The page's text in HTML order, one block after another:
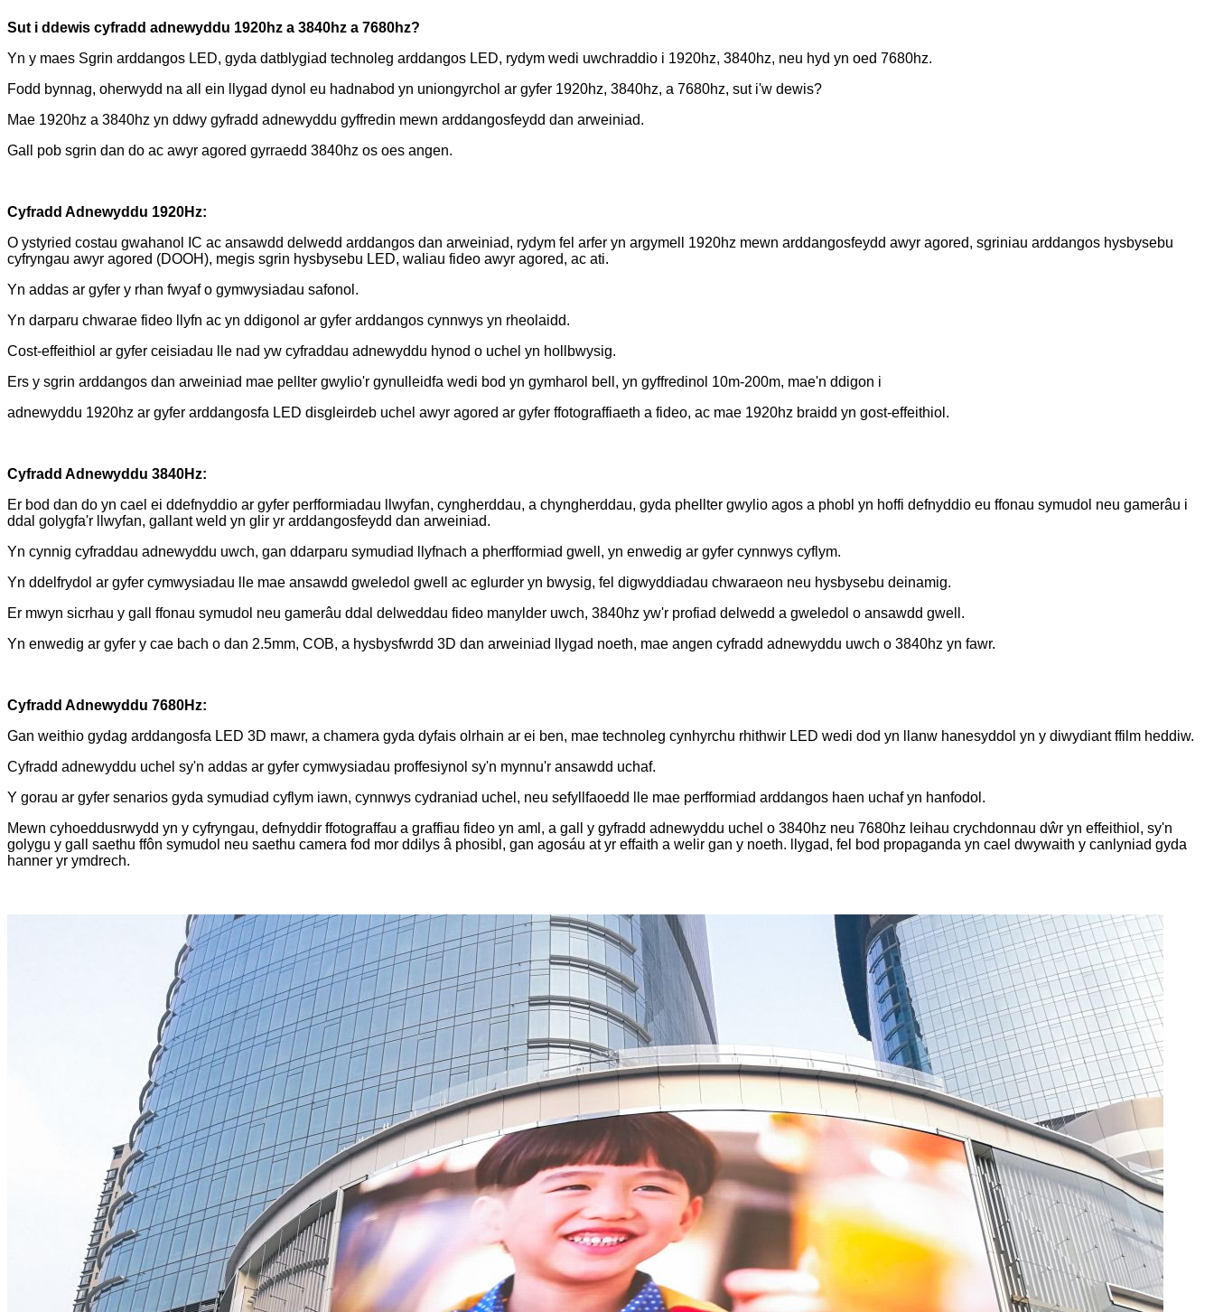
Sut i ddewis cyfradd adnewyddu 1920hz a 3840hz a 7680hz?
Yn y maes Sgrin arddangos LED, gyda datblygiad technoleg arddangos LED, rydym wedi uwchraddio i 1920hz, 3840hz, neu hyd yn oed 7680hz.
Fodd bynnag, oherwydd na all ein llygad dynol eu hadnabod yn uniongyrchol ar gyfer 1920hz, 3840hz, a 7680hz, sut i'w dewis?
Mae 1920hz a 3840hz yn ddwy gyfradd adnewyddu gyffredin mewn arddangosfeydd dan arweiniad.
Gall pob sgrin dan do ac awyr agored gyrraedd 3840hz os oes angen.
Cyfradd Adnewyddu 1920Hz:
O ystyried costau gwahanol IC ac ansawdd delwedd arddangos dan arweiniad, rydym fel arfer yn argymell 1920hz mewn arddangosfeydd awyr agored, sgriniau arddangos hysbysebu
cyfryngau awyr agored (DOOH), megis sgrin hysbysebu LED, waliau fideo awyr agored, ac ati.
Yn addas ar gyfer y rhan fwyaf o gymwysiadau safonol.
Yn darparu chwarae fideo llyfn ac yn ddigonol ar gyfer arddangos cynnwys yn rheolaidd.
Cost-effeithiol ar gyfer ceisiadau lle nad yw cyfraddau adnewyddu hynod o uchel yn hollbwysig.
Ers y sgrin arddangos dan arweiniad mae pellter gwylio'r gynulleidfa wedi bod yn gymharol bell, yn gyffredinol 10m-200m, mae'n ddigon i
adnewyddu 1920hz ar gyfer arddangosfa LED disgleirdeb uchel awyr agored ar gyfer ffotograffiaeth a fideo, ac mae 1920hz braidd yn gost-effeithiol.
Cyfradd Adnewyddu 3840Hz:
Er bod dan do yn cael ei ddefnyddio ar gyfer perfformiadau llwyfan, cyngherddau, a chyngherddau, gyda phellter gwylio agos a phobl yn hoffi defnyddio eu ffonau symudol neu gamerâu i
ddal golygfa'r llwyfan, gallant weld yn glir yr arddangosfeydd dan arweiniad.
Yn cynnig cyfraddau adnewyddu uwch, gan ddarparu symudiad llyfnach a pherfformiad gwell, yn enwedig ar gyfer cynnwys cyflym.
Yn ddelfrydol ar gyfer cymwysiadau lle mae ansawdd gweledol gwell ac eglurder yn bwysig, fel digwyddiadau chwaraeon neu hysbysebu deinamig.
Er mwyn sicrhau y gall ffonau symudol neu gamerâu ddal delweddau fideo manylder uwch, 3840hz yw'r profiad delwedd a gweledol o ansawdd gwell.
Yn enwedig ar gyfer y cae bach o dan 2.5mm, COB, a hysbysfwrdd 3D dan arweiniad llygad noeth, mae angen cyfradd adnewyddu uwch o 3840hz yn fawr.
Cyfradd Adnewyddu 7680Hz:
Gan weithio gydag arddangosfa LED 3D mawr, a chamera gyda dyfais olrhain ar ei ben, mae technoleg cynhyrchu rhithwir LED wedi dod yn llanw hanesyddol yn y diwydiant ffilm heddiw.
Cyfradd adnewyddu uchel sy'n addas ar gyfer cymwysiadau proffesiynol sy'n mynnu'r ansawdd uchaf.
Y gorau ar gyfer senarios gyda symudiad cyflym iawn, cynnwys cydraniad uchel, neu sefyllfaoedd lle mae perfformiad arddangos haen uchaf yn hanfodol.
Mewn cyhoeddusrwydd yn y cyfryngau, defnyddir ffotograffau a graffiau fideo yn aml, a gall y gyfradd adnewyddu uchel o 3840hz neu 7680hz leihau crychdonnau dŵr yn effeithiol, sy'n
golygu y gall saethu ffôn symudol neu saethu camera fod mor ddilys â phosibl, gan agosáu at yr effaith a welir gan y noeth. llygad, fel bod propaganda yn cael dwywaith y canlyniad gyda
hanner yr ymdrech.